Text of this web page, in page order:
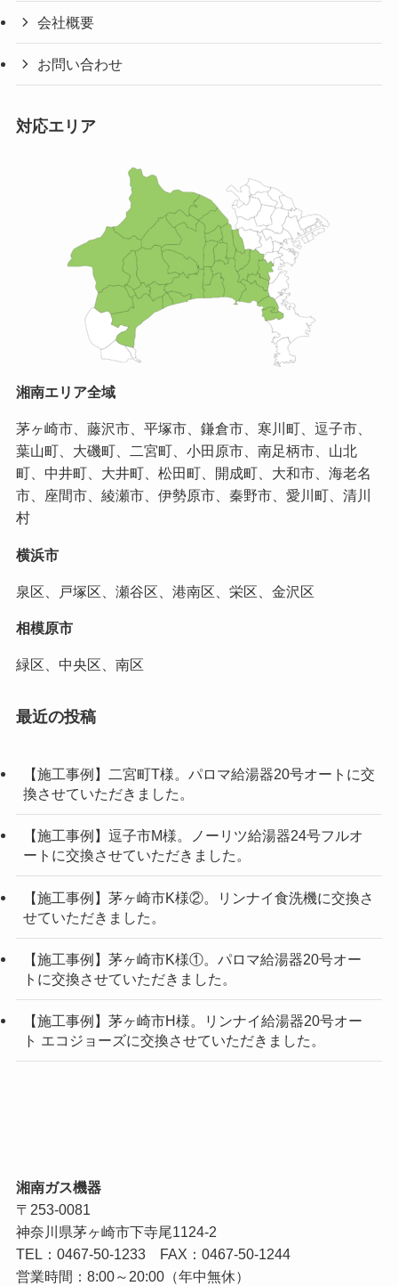
会社概要
お問い合わせ
対応エリア
湘南エリア全域
茅ヶ崎市、藤沢市、平塚市、鎌倉市、寒川町、逗子市、
葉山町、大磯町、二宮町、小田原市、南足柄市、山北
町、中井町、大井町、松田町、開成町、大和市、海老名
市、座間市、綾瀬市、伊勢原市、秦野市、愛川町、清川
村
横浜市
泉区、戸塚区、瀬谷区、港南区、栄区、金沢区
相模原市
緑区、中央区、南区
最近の投稿
【施工事例】二宮町T様。パロマ給湯器20号オートに交
換させていただきました。
【施工事例】逗子市M様。ノーリツ給湯器24号フルオ
ートに交換させていただきました。
【施工事例】茅ヶ崎市K様②。リンナイ食洗機に交換さ
せていただきました。
【施工事例】茅ヶ崎市K様①。パロマ給湯器20号オー
トに交換させていただきました。
【施工事例】茅ヶ崎市H様。リンナイ給湯器20号オー
ト エコジョーズに交換させていただきました。
湘南ガス機器
〒253-0081
神奈川県茅ヶ崎市下寺尾1124-2
TEL： 0467-50-1233FAX：0467-50-1244
営業時間：8:00～20:00（年中無休）